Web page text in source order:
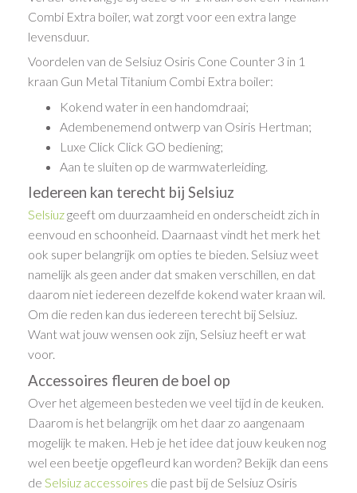
Combi Extra boiler, wat zorgt voor een extra lange
levensduur.
Voordelen van de Selsiuz Osiris Cone Counter 3 in 1
kraan Gun Metal Titanium Combi Extra boiler:
Kokend water in een handomdraai;
Adembenemend ontwerp van Osiris Hertman;
Luxe Click Click GO bediening;
Aan te sluiten op de warmwaterleiding.
Iedereen kan terecht bij Selsiuz
Selsiuzgeeft om duurzaamheid en onderscheidt zich in
eenvoud en schoonheid. Daarnaast vindt het merk het
ook super belangrijk om opties te bieden. Selsiuz weet
namelijk als geen ander dat smaken verschillen, en dat
daarom niet iedereen dezelfde kokend water kraan wil.
Om die reden kan dus iedereen terecht bij Selsiuz.
Want wat jouw wensen ook zijn, Selsiuz heeft er wat
voor.
Accessoires fleuren de boel op
Over het algemeen besteden we veel tijd in de keuken.
Daarom is het belangrijk om het daar zo aangenaam
mogelijk te maken. Heb je het idee dat jouw keuken nog
wel een beetje opgefleurd kan worden? Bekijk dan eens
de Selsiuz accessoires die past bij de Selsiuz Osiris